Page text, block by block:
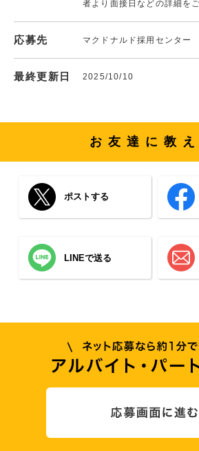
者より面接日などの詳細を
応募先 マクドナルド採用センター
最終更新日 2025/10/10
お友達に教え
ポストする
LINEで送る